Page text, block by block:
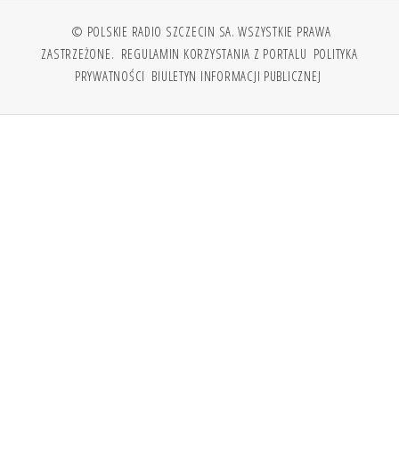
© POLSKIE RADIO SZCZECIN SA. WSZYSTKIE PRAWA
ZASTRZEŻONE. REGULAMIN KORZYSTANIA Z PORTALU POLITYKA
PRYWATNOŚCI BIULETYN INFORMACJI PUBLICZNEJ